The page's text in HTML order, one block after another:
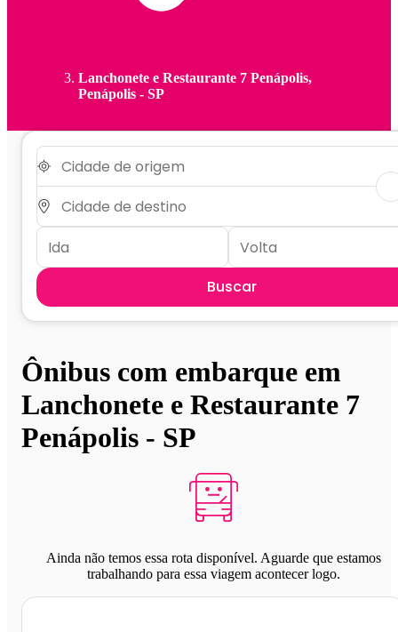
Lanchonete e Restaurante 7 Penápolis,
Penápolis - SP
Buscar
Ônibus com embarque em
Lanchonete e Restaurante 7
Penápolis - SP
Ainda não temos essa rota disponível. Aguarde que estamos
trabalhando para essa viagem acontecer logo.